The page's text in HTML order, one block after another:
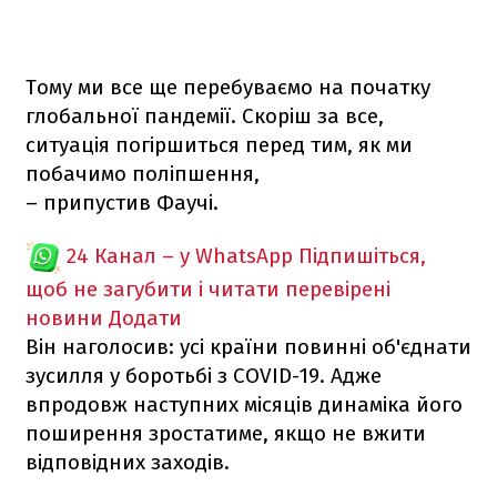
Тому ми все ще перебуваємо на початку
глобальної пандемії. Скоріш за все,
ситуація погіршиться перед тим, як ми
побачимо поліпшення,
– припустив Фаучі.
24 Канал – у WhatsApp Підпишіться,
щоб не загубити і читати перевірені
новини Додати
Він наголосив: усі країни повинні об'єднати
зусилля у боротьбі з COVID-19. Адже
впродовж наступних місяців динаміка його
поширення зростатиме, якщо не вжити
відповідних заходів.